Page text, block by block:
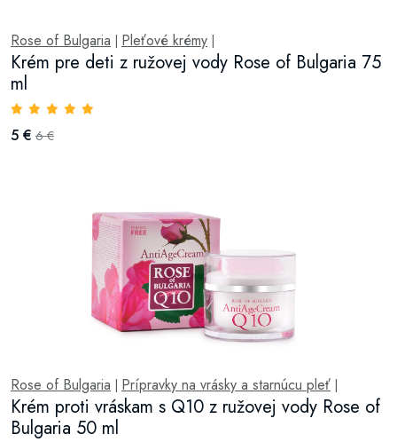
Rose of Bulgaria Pleťové krémy
Krém pre deti z ružovej vody Rose of Bulgaria 75
ml
5 € 6 €
Rose of Bulgaria Prípravky na vrásky a starnúcu pleť
Krém proti vráskam s Q10 z ružovej vody Rose of
Bulgaria 50 ml